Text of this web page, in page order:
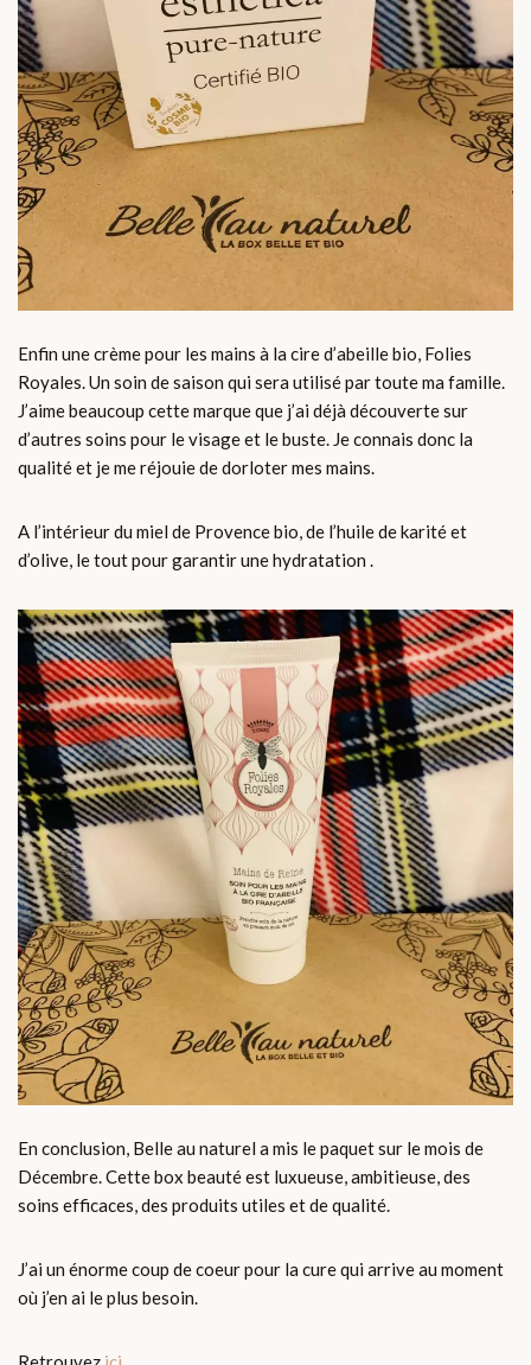
Enfin une crème pour les mains à la cire d’abeille bio, Folies
Royales. Un soin de saison qui sera utilisé par toute ma famille.
J’aime beaucoup cette marque que j’ai déjà découverte sur
d’autres soins pour le visage et le buste. Je connais donc la
qualité et je me réjouie de dorloter mes mains.
A l’intérieur du miel de Provence bio, de l’huile de karité et
d’olive, le tout pour garantir une hydratation .
En conclusion, Belle au naturel a mis le paquet sur le mois de
Décembre. Cette box beauté est luxueuse, ambitieuse, des
soins efficaces, des produits utiles et de qualité.
J’ai un énorme coup de coeur pour la cure qui arrive au moment
où j’en ai le plus besoin.